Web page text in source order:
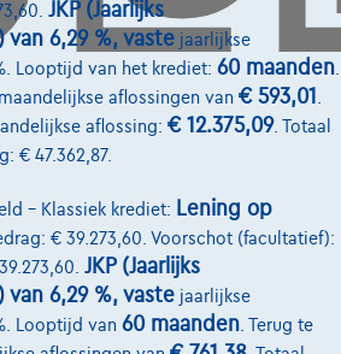
JKP (Jaarlijks
6,29 %, vaste jaarlijkse
Looptijd van het krediet: 60 maanden
aflossingen van € 593,01
aflossing: € 12.375,09. Totaal
€ 47.362,87.
– Klassiek krediet: Lening op
€ 39.273,60. Voorschot (facultatief):
JKP (Jaarlijks
6,29 %, vaste jaarlijkse
Looptijd van 60 maanden . Terug te
lease